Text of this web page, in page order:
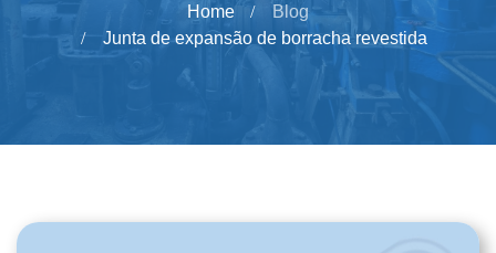
Home
Blog
Junta de expansão de borracha revestida